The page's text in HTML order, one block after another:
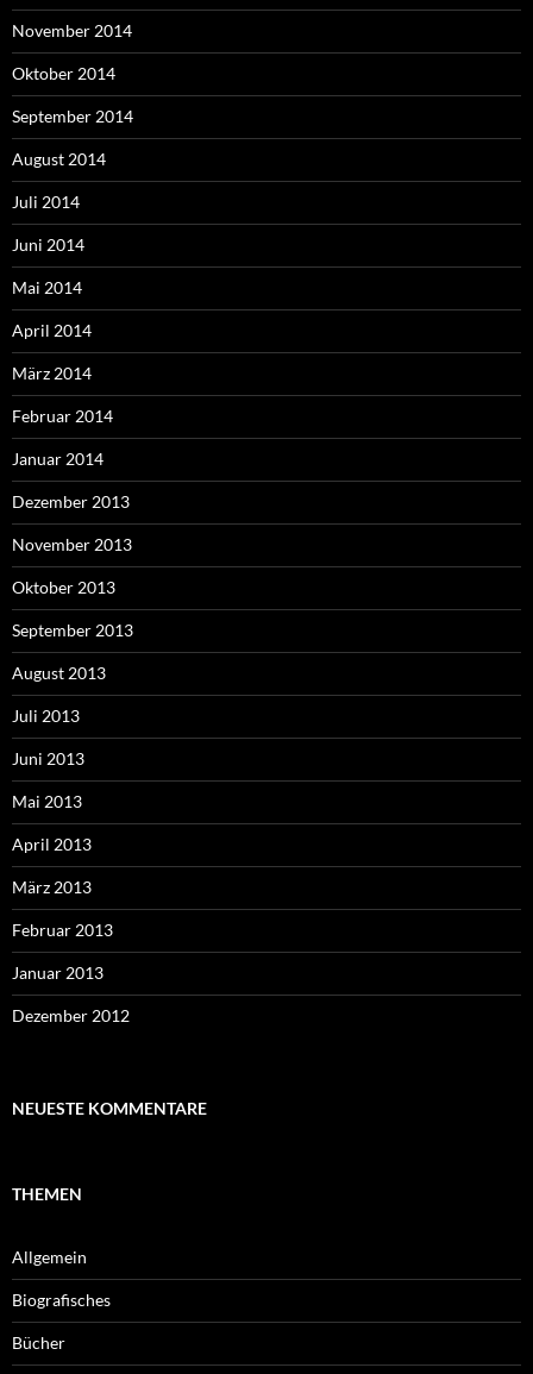
November 2014
Oktober 2014
September 2014
August 2014
Juli 2014
Juni 2014
Mai 2014
April 2014
März 2014
Februar 2014
Januar 2014
Dezember 2013
November 2013
Oktober 2013
September 2013
August 2013
Juli 2013
Juni 2013
Mai 2013
April 2013
März 2013
Februar 2013
Januar 2013
Dezember 2012
NEUESTE KOMMENTARE
THEMEN
Allgemein
Biografisches
Bücher